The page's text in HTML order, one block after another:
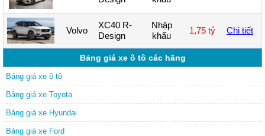
Volvo
XC40 R-
Design
Nhập
khẩu
1,75 tỷ Chi tiết
Bảng giá xe ô tô các hãng
Bảng giá xe ô tô
Bảng giá xe Toyota
Bảng giá xe Hyundai
Bảng giá xe Ford